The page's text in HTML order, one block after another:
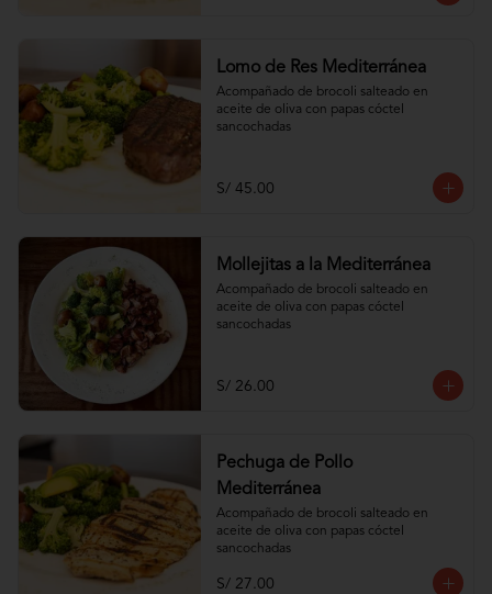
Lomo de Res Mediterránea
Acompañado de brocoli salteado en
aceite de oliva con papas cóctel
sancochadas
S/ 45.00
Mollejitas a la Mediterránea
Acompañado de brocoli salteado en
aceite de oliva con papas cóctel
sancochadas
S/ 26.00
Pechuga de Pollo
Mediterránea
Acompañado de brocoli salteado en
aceite de oliva con papas cóctel
sancochadas
S/ 27.00